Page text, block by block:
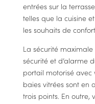
entrées sur la
telles que la cuisine
les souhaits de confort.
La sécurité
sécurité et d’alarme
portail motorisé avec
baies vitrées sont en
trois points. En outre,